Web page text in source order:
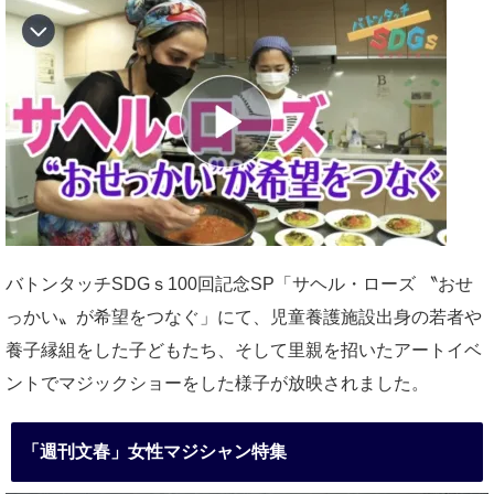
バトンタッチSDGｓ100回記念SP「サヘル・ローズ 〝おせ
っかい〟が希望をつなぐ」にて、児童養護施設出身の若者や
養子縁組をした子どもたち、そして里親を招いたアートイベ
ントでマジックショーをした様子が放映されました。
「週刊文春」女性マジシャン特集